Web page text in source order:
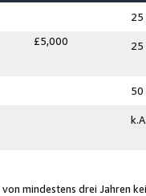
25
£5,000 25
50
mindestens drei Jahren